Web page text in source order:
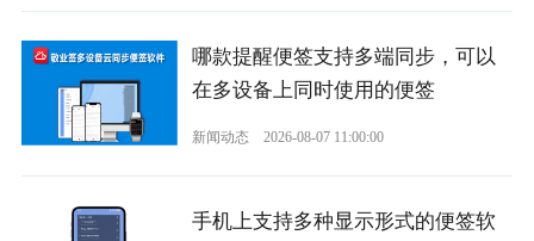
哪款提醒便签支持多端同步，可以
在多设备上同时使用的便签
新闻动态 2026-08-07 11:00:00
手机上支持多种显示形式的便签软